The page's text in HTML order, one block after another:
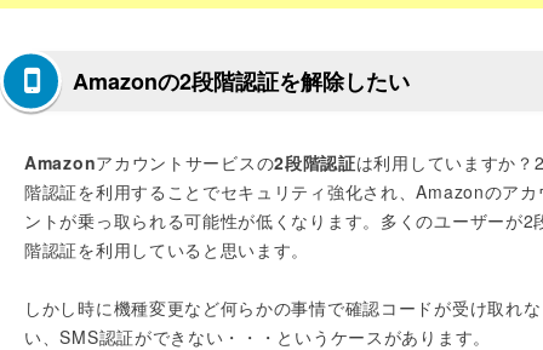
Amazonの2段階認証を解除したい
Amazonアカウントサービスの2段階認証は利用していますか？
階認証を利用することでセキュリティ強化され、Amazonのアカ
ントが乗っ取られる可能性が低くなります。多くのユーザーが2
階認証を利用していると思います。
しかし時に機種変更など何らかの事情で確認コードが受け取れな
い、SMS認証ができない・・・というケースがあります。